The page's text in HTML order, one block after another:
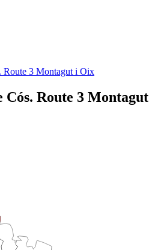
Route 3 Montagut i Oix
Route 3 Montagut